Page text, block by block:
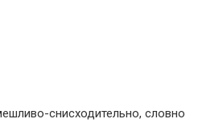
снисходительно, словно